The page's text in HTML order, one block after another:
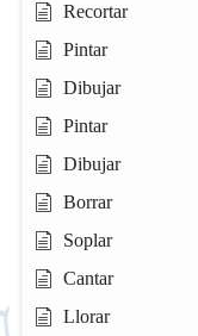
Recortar
Pintar
Dibujar
Pintar
Dibujar
Borrar
Soplar
Cantar
Llorar